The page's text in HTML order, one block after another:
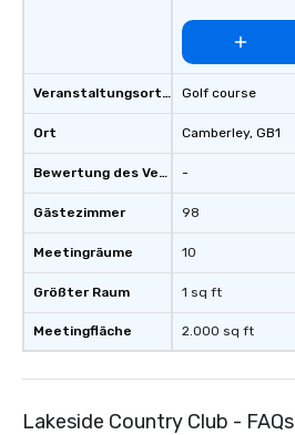
Veranstaltungsortstyp
Ort
Bewertung des Veranstaltungsortes
Gästezimmer
Meetingräume
Größter Raum
Meetingfläche
Golf course
Camberley, GB1
-
98
10
1 sq ft
2.000 sq ft
Lakeside Country Club - FAQs